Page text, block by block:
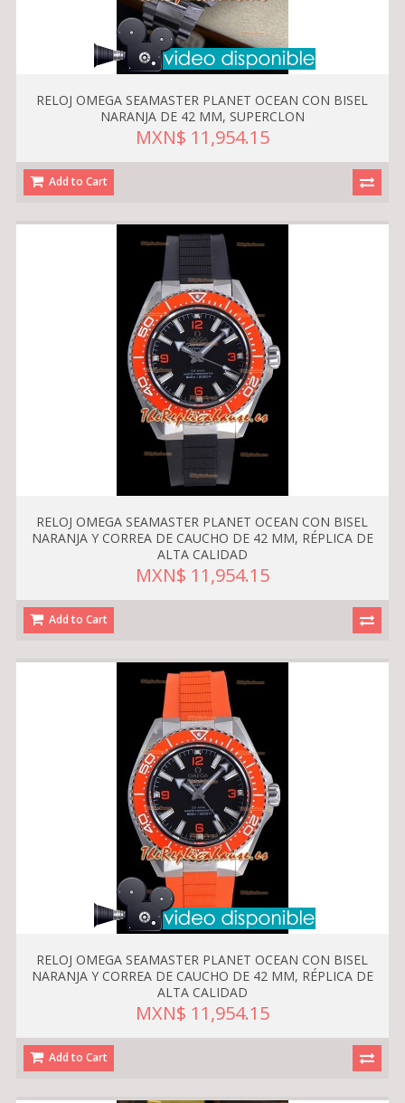
RELOJ OMEGA SEAMASTER PLANET OCEAN CON BISEL
NARANJA DE 42 MM, SUPERCLON
MXN$ 11,954.15
Add to Cart
RELOJ OMEGA SEAMASTER PLANET OCEAN CON BISEL
NARANJA Y CORREA DE CAUCHO DE 42 MM, RÉPLICA DE
ALTA CALIDAD
MXN$ 11,954.15
Add to Cart
RELOJ OMEGA SEAMASTER PLANET OCEAN CON BISEL
NARANJA Y CORREA DE CAUCHO DE 42 MM, RÉPLICA DE
ALTA CALIDAD
MXN$ 11,954.15
Add to Cart